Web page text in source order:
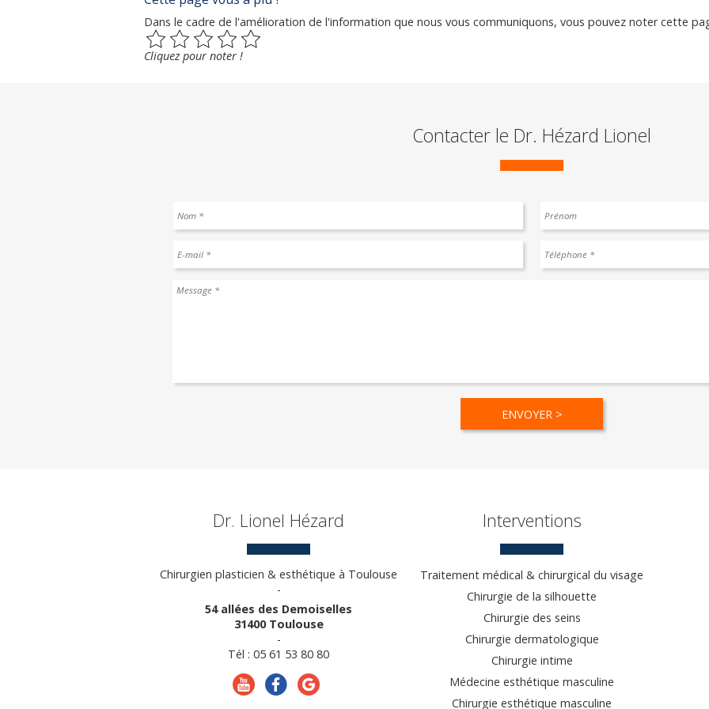
Dans le cadre de l'amélioration de l'information que nous vous communiquons, vous pouvez noter cette
Cliquez pour noter !
Contacter le Dr. Hézard Lionel
Dr. Lionel Hézard
Chirurgien plasticien & esthétique à Toulouse
-
54 allées des Demoiselles
31400 Toulouse
-
Tél : 05 61 53 80 80
Interventions
Traitement médical & chirurgical du visage
Chirurgie de la silhouette
Chirurgie des seins
Chirurgie dermatologique
Chirurgie intime
Médecine esthétique masculine
Chirurgie esthétique masculine